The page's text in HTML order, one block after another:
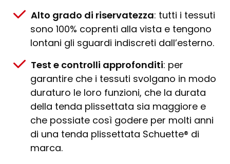
Alto grado di riservatezza: tutti i tessuti
sono 100% coprenti alla vista e tengono
lontani gli sguardi indiscreti dall’esterno.
Test e controlli approfonditi: per
garantire che i tessuti svolgano in modo
duraturo le loro funzioni, che la durata
della tenda plissettata sia maggiore e
che possiate così godere per molti anni
di una tenda plissettata Schuette® di
marca.